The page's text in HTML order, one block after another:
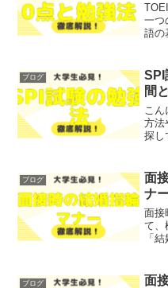
一つ
語の
ます
るた
ブログ
SPI
間
こん
方法
探し
を、
この
ブログ
面
ナ
面接
て、
「
にお
ブログ
面